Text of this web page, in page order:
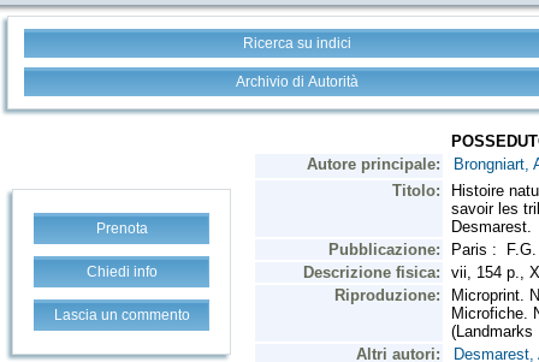
Ricerca su indici
Archivio di Autorità
Prenota
Chiedi info
Lascia un commento